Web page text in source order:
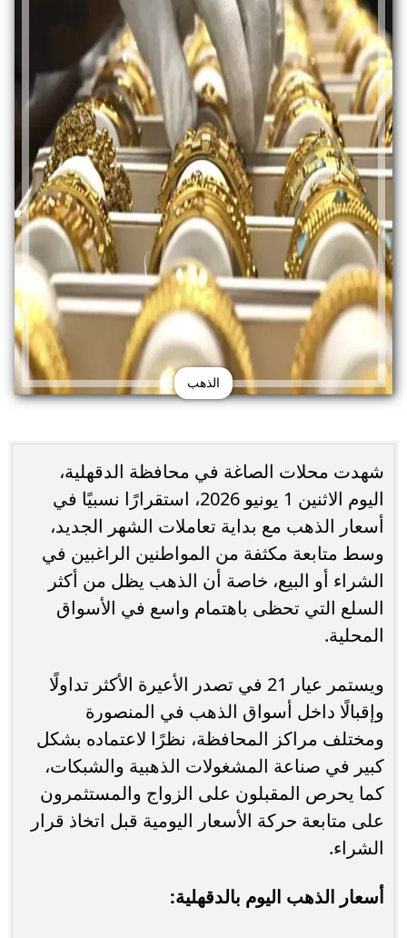
الذهب
شهدت محلات الصاغة في محافظة الدقهلية،
اليوم الاثنين 1 يونيو 2026، استقرارًا نسبيًا في
أسعار الذهب مع بداية تعاملات الشهر الجديد،
وسط متابعة مكثفة من المواطنين الراغبين في
الشراء أو البيع، خاصة أن الذهب يظل من أكثر
السلع التي تحظى باهتمام واسع في الأسواق
المحلية.
ويستمر عيار 21 في تصدر الأعيرة الأكثر تداولًا
وإقبالًا داخل أسواق الذهب في المنصورة
ومختلف مراكز المحافظة، نظرًا لاعتماده بشكل
كبير في صناعة المشغولات الذهبية والشبكات،
كما يحرص المقبلون على الزواج والمستثمرون
على متابعة حركة الأسعار اليومية قبل اتخاذ قرار
الشراء.
أسعار الذهب اليوم بالدقهلية: